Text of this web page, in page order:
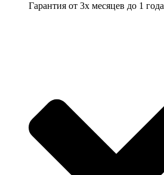
Гарантия от 3х месяцев до 1 года